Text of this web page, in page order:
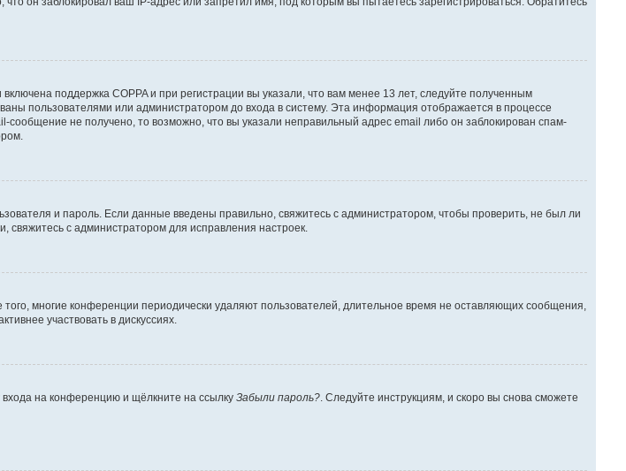
поддержка COPPA и при регистрации вы указали, что вам менее 13 лет, следуйте полученным
пользователями или администратором до входа в систему. Эта информация отображается в процессе
не получено, то возможно, что вы указали неправильный адрес email либо он заблокирован спам-
и пароль. Если данные введены правильно, свяжитесь с администратором, чтобы проверить, не был ли
с администратором для исправления настроек.
многие конференции периодически удаляют пользователей, длительное время не оставляющих сообщения,
участвовать в дискуссиях.
входа на конференцию и щёлкните на ссылку Забыли пароль?. Следуйте инструкциям, и скоро вы снова сможете